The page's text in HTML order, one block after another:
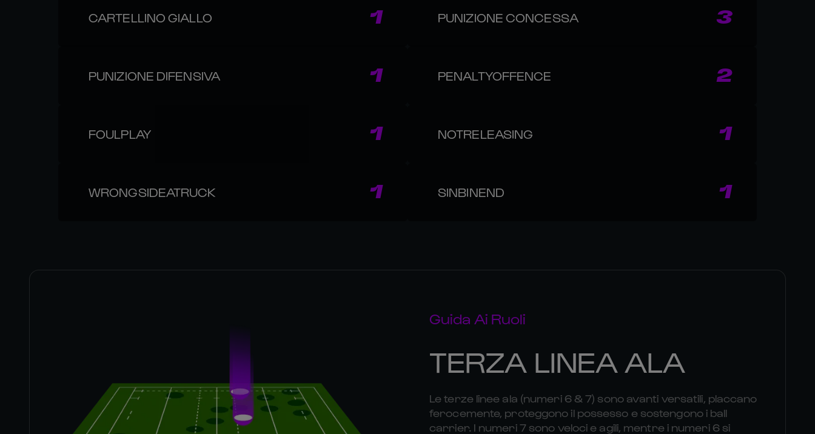
CARTELLINO GIALLO 1 PUNIZIONE CONCESSA 3
PUNIZIONE DIFENSIVA 1 PENALTYOFFENCE 2
FOULPLAY 1 NOTRELEASING 1
WRONGSIDEATRUCK 1 SINBINEND 1
Guida Ai Ruoli
TERZA LINEA ALA
Le terze linee ala (numeri 6 & 7) sono avanti versatili, placcano
ferocemente, proteggono il possesso e sostengono i ball
carrier. I numeri 7 sono veloci e agili, mentre i numeri 6 si